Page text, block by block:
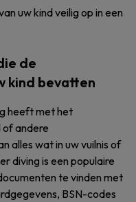
uw kind veilig op in een
de
kind bevatten
heeft met het
of andere
alles wat in uw vuilnis of
diving is een populaire
te vinden met
BSN-codes